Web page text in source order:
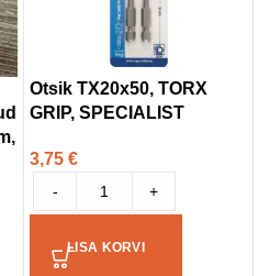
Otsik TX20x50, TORX
GRIP, SPECIALIST
3,75 €
- +
LISA KORVI